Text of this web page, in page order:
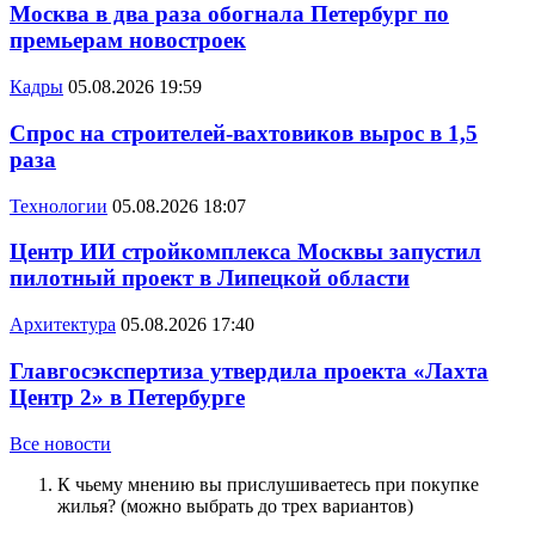
Москва в два раза обогнала Петербург по
премьерам новостроек
Кадры 05.08.2026 19:59
Спрос на строителей-вахтовиков вырос в 1,5
раза
Технологии 05.08.2026 18:07
Центр ИИ стройкомплекса Москвы запустил
пилотный проект в Липецкой области
Архитектура 05.08.2026 17:40
Главгосэкспертиза утвердила проекта «Лахта
Центр 2» в Петербурге
Все новости
К чьему мнению вы прислушиваетесь при покупке
жилья? (можно выбрать до трех вариантов)